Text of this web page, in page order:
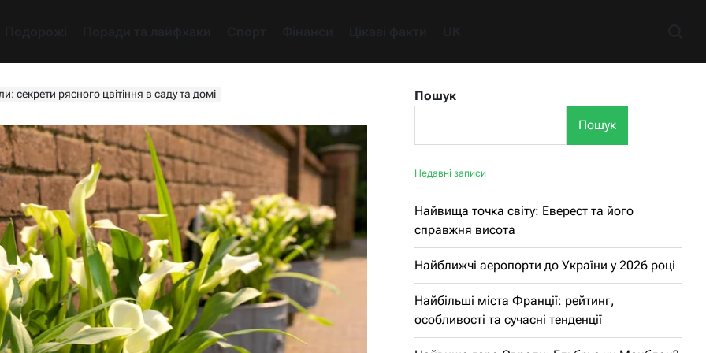
секрети рясного цвітіння в саду та домі
Пошук
Пошук
Недавні записи
Найвища точка світу: Еверест та його
справжня висота
Найближчі аеропорти до України у 2026 році
Найбільші міста Франції: рейтинг,
особливості та сучасні тенденції